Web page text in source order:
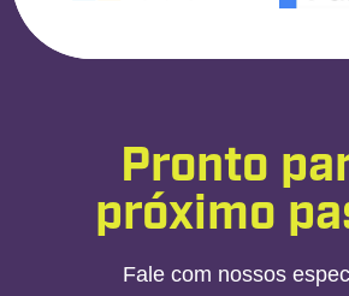
Pronto
próximo
Fale com nossos